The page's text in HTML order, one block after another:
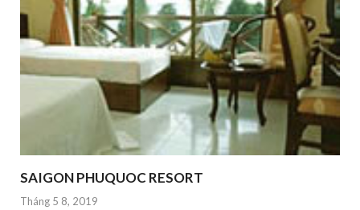
SAIGON PHUQUOC RESORT
Tháng 5 8, 2019